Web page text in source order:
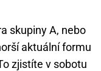
skupiny A, nebo
aktuální formu
zjistíte v sobotu